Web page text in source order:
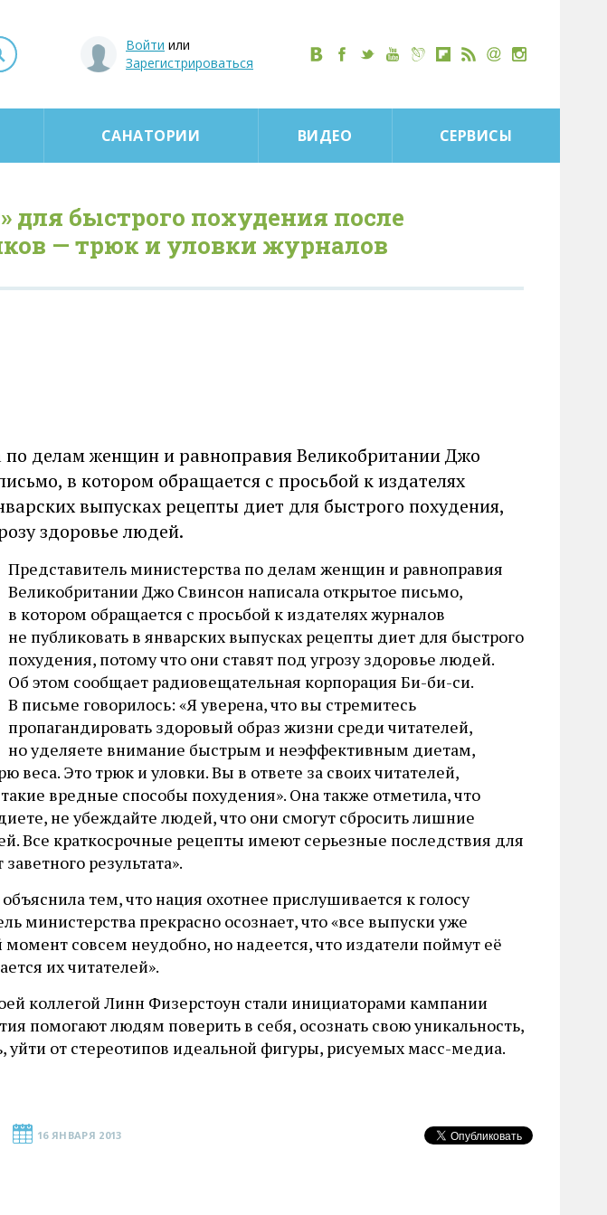
Войти или
Зарегистрироваться
САНАТОРИИ ВИДЕО СЕРВИСЫ
для быстрого похудения после
— трюк и уловки журналов
по делам женщин и равноправия Великобритании Джо
в котором обращается с просьбой к издателях
выпусках рецепты диет для быстрого похудения,
здоровье людей.
Представитель министерства по делам женщин и равноправия
Великобритании Джо Свинсон написала открытое письмо,
в котором обращается с просьбой к издателях журналов
не публиковать в январских выпусках рецепты диет для быстрого
похудения, потому что они ставят под угрозу здоровье людей.
Об этом сообщает радиовещательная корпорация Би-би-си.
В письме говорилось: «Я уверена, что вы стремитесь
пропагандировать здоровый образ жизни среди читателей,
но уделяете внимание быстрым и неэффективным диетам,
Это трюк и уловки. Вы в ответе за своих читателей,
вредные способы похудения». Она также отметила, что
не убеждайте людей, что они смогут сбросить лишние
Все краткосрочные рецепты имеют серьезные последствия для
результата».
тем, что нация охотнее прислушивается к голосу
министерства прекрасно осознает, что «все выпуски уже
совсем неудобно, но надеется, что издатели поймут её
их читателей».
коллегой Линн Физерстоун стали инициаторами кампании
помогают людям поверить в себя, осознать свою уникальность,
уйти от стереотипов идеальной фигуры, рисуемых масс-медиа.
16 ЯНВАРЯ 2013